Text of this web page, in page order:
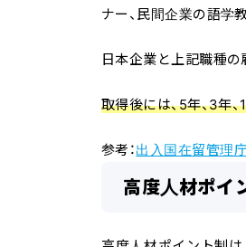
ナー、民間企業の語学
日本企業と上記職種の
取得後には、5年、3年
参考：出入国在留管理
高度人材ポイ